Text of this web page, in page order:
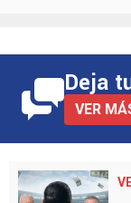
Deja
VER